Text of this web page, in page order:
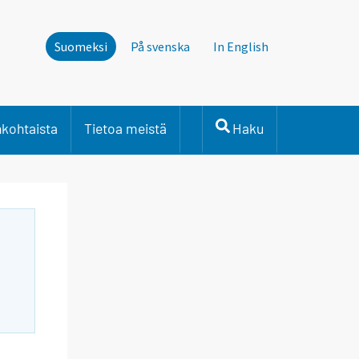
Suomeksi På svenska In English
Tietoa meistä Haku